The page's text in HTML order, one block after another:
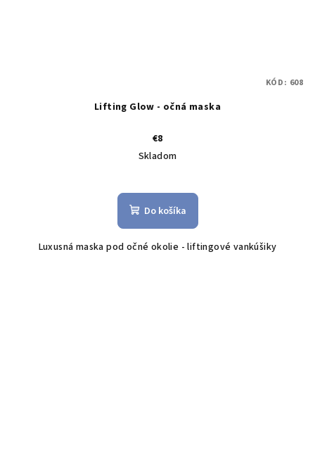
Lifting Glow - očná maska
€8
Skladom
Do košíka
Luxusná maska pod očné okolie - liftingové vankúšiky
KÓD: 608